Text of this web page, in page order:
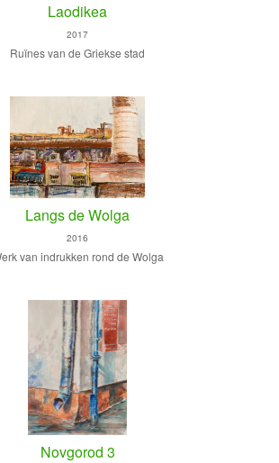
Laodikea
2017
Ruïnes van de Griekse stad
Langs de Wolga
2016
van indrukken rond de Wolga
Novgorod 3